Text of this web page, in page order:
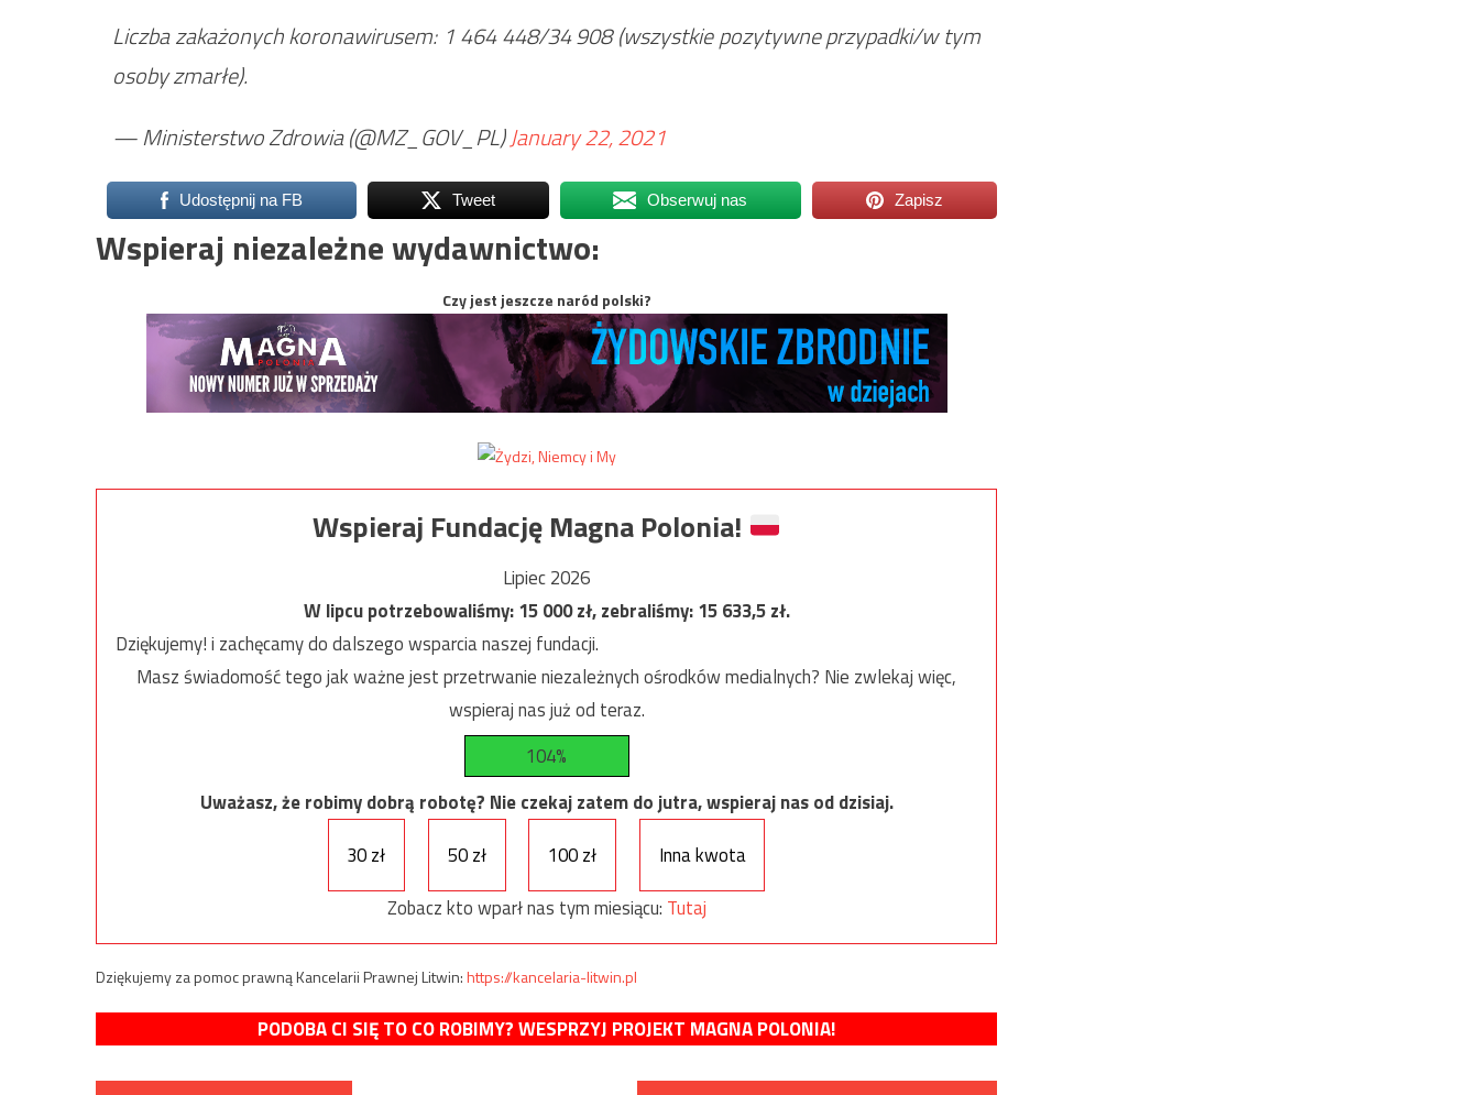
Liczba zakażonych koronawirusem: 1 464 448/34 908 (wszystkie pozytywne przypadki/w tym
osoby zmarłe).
— Ministerstwo Zdrowia (@MZ_GOV_PL)January 22, 2021
Udostępnij na FB Tweet Obserwuj nas Zapisz
Wspieraj niezależne wydawnictwo:
Czy jest jeszcze naród polski?
Wspieraj Fundację Magna Polonia!
Lipiec 2026
W lipcu potrzebowaliśmy:15 000zł, zebraliśmy:15 633,5zł.
Dziękujemy! i zachęcamy do dalszego wsparcia naszej fundacji.
Masz świadomość tego jak ważne jest przetrwanie niezależnych ośrodków medialnych? Nie zwlekaj więc,
wspieraj nas już od teraz.
104%
Uważasz, że robimy dobrą robotę? Nie czekaj zatem do jutra, wspieraj nas od dzisiaj.
30 zł
50 zł 100 zł
Inna kwota
Zobacz kto wparł nas tym miesiącu: Tutaj
Dziękujemy za pomoc prawną Kancelarii Prawnej Litwin:https://kancelaria-litwin.pl
PODOBA CI SIĘ TO CO ROBIMY? WESPRZYJ PROJEKT MAGNA POLONIA!